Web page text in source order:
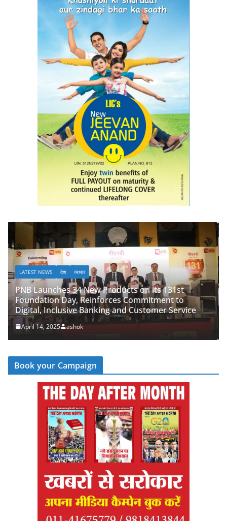
on its 131st
to
Service
LATEST NEWS देश व्यापार
PNB Half Marathon 2025 Unites
‘Cyber Run’ for a Digitally Secure
April 14, 2025
Book your Campaign